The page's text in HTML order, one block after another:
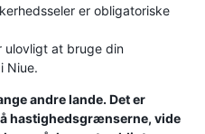
er obligatoriske
ulovligt at bruge din
Niue.
andre lande. Det er
hastighedsgrænserne, vide